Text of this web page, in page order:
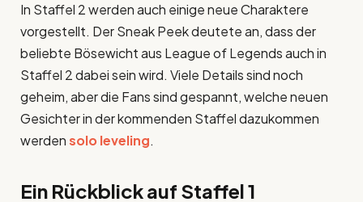
In Staffel 2 werden auch einige neue Charaktere
vorgestellt. Der Sneak Peek deutete an, dass der
beliebte Bösewicht aus League of Legends auch in
Staffel 2 dabei sein wird. Viele Details sind noch
geheim, aber die Fans sind gespannt, welche neuen
Gesichter in der kommenden Staffel dazukommen
werdensolo leveling.
Ein Rückblick auf Staffel 1